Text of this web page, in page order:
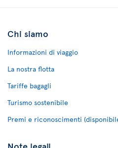
Chi siamo
Informazioni di viaggio
La nostra flotta
Tariffe bagagli
Turismo sostenibile
Premi e riconoscimenti
Note legali